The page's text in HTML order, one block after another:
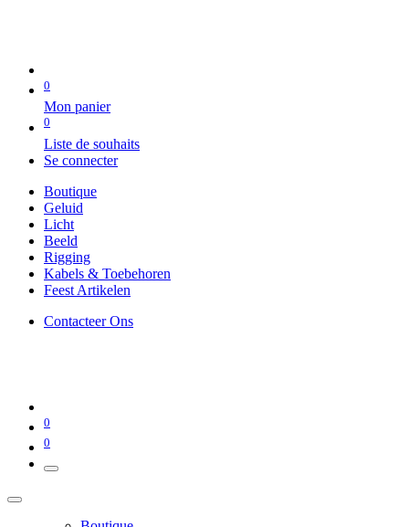
0
Mon panier
0
Liste de souhaits
Se connecter
Boutique
Geluid
Licht
Beeld
Rigging
Kabels & Toebehoren
Feest Artikelen
Contacteer Ons
0
0